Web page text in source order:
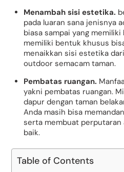
Menambah sisi estetika.
pada luaran sana jenisnya
biasa sampai yang
memiliki bentuk khusus
menaikkan sisi estetika
outdoor semacam taman.
Pembatas ruangan.
yakni pembatas ruangan.
dapur dengan taman
Anda masih bisa
serta membuat perputaran
baik.
Table of Contents